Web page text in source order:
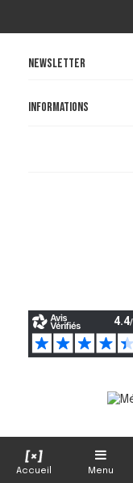
Newsletter
Informations
Accueil Menu